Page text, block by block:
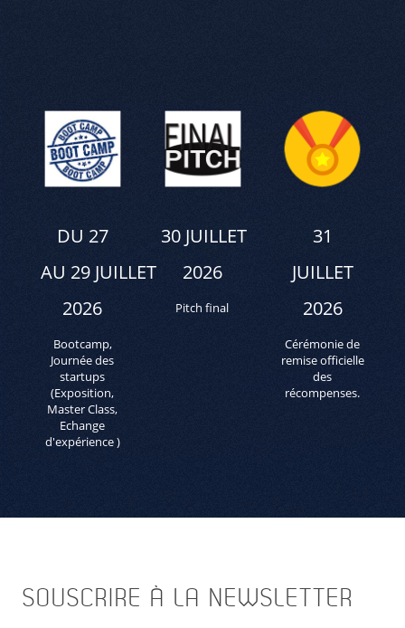
DU 27
AU 29 JUILLET
2026
Bootcamp,
Journée des
startups
(Exposition,
Master Class,
Echange
d'expérience )
30 JUILLET
2026
Pitch final
31
JUILLET
2026
Cérémonie de
remise officielle
des
récompenses.
SOUSCRIRE À LA NEWSLETTER